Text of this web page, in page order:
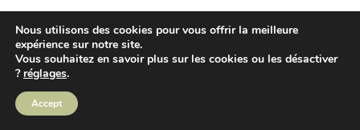
Nous utilisons des cookies pour vous offrir la meilleure
expérience sur notre site.
Vous souhaitez en savoir plus sur les cookies ou les désactiver
? réglages.
Accept